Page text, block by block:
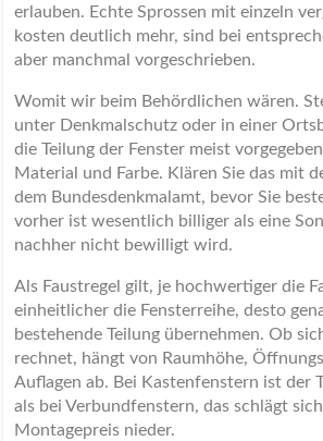
erlauben. Echte Sprossen mit einzeln
kosten deutlich mehr, sind bei
aber manchmal vorgeschrieben.
Womit wir beim Behördlichen wären.
unter Denkmalschutz oder in einer
die Teilung der Fenster meist
Material und Farbe. Klären Sie das mit
dem Bundesdenkmalamt, bevor Sie
vorher ist wesentlich billiger als eine
nachher nicht bewilligt wird.
Als Faustregel gilt, je hochwertiger die
einheitlicher die Fensterreihe, desto
bestehende Teilung übernehmen. Ob
rechnet, hängt von Raumhöhe,
Auflagen ab. Bei Kastenfenstern ist der
als bei Verbundfenstern, das schlägt
Montagepreis nieder.